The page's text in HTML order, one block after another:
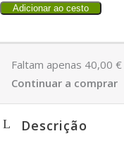
Adicionar ao cesto
Faltam apenas 40,00 €
Continuar a comprar
Descrição